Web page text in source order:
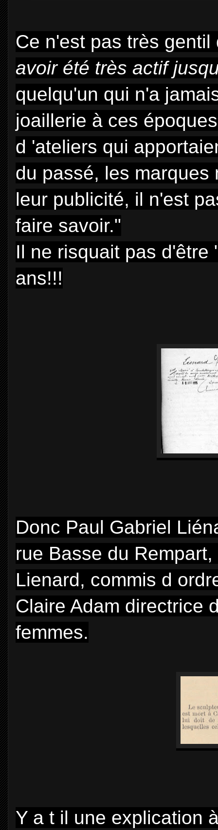
Ce n'est pas très
avoir été très actif
quelqu'un qui n'a
joaillerie à ces
d 'ateliers qui
du passé, les
leur publicité, il n'est
faire savoir."
Il ne risquait pas
ans!!!
Donc Paul Gabriel
rue Basse du
Lienard, commis d
Claire Adam directrice
femmes.
Y a t il une explication